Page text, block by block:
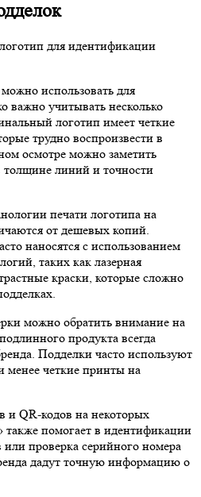
использовать для
важно учитывать несколько
логотип имеет четкие
трудно воспроизвести в
осмотре можно заметить
толщине линий и точности
печати логотипа на
от дешевых копий.
наносятся с использованием
таких как лазерная
краски, которые сложно
можно обратить внимание на
продукта всегда
Подделки часто используют
менее четкие принты на
QR-кодов на некоторых
также помогает в идентификации
проверка серийного номера
дадут точную информацию о